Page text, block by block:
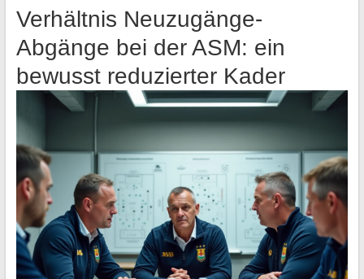
Verhältnis Neuzugänge-
Abgänge bei der ASM: ein
bewusst reduzierter Kader